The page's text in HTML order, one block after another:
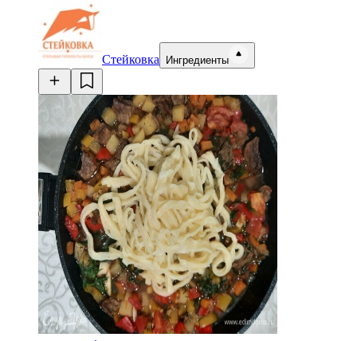
Стейковка Ингредиенты